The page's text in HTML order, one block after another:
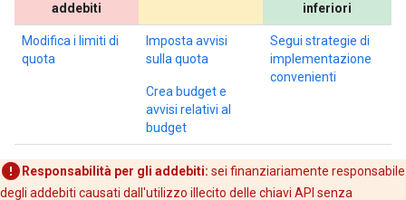
addebiti
inferiori
Modifica i limiti di
quota
Imposta avvisi
sulla quota
Crea budget e
avvisi relativi al
budget
Segui strategie di
implementazione
convenienti
Responsabilità per gli addebiti: sei finanziariamente responsabile
degli addebiti causati dall'utilizzo illecito delle chiavi API senza